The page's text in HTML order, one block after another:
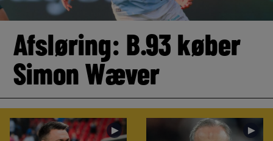
Afsløring: B.93 køber
Simon Wæver
► ►